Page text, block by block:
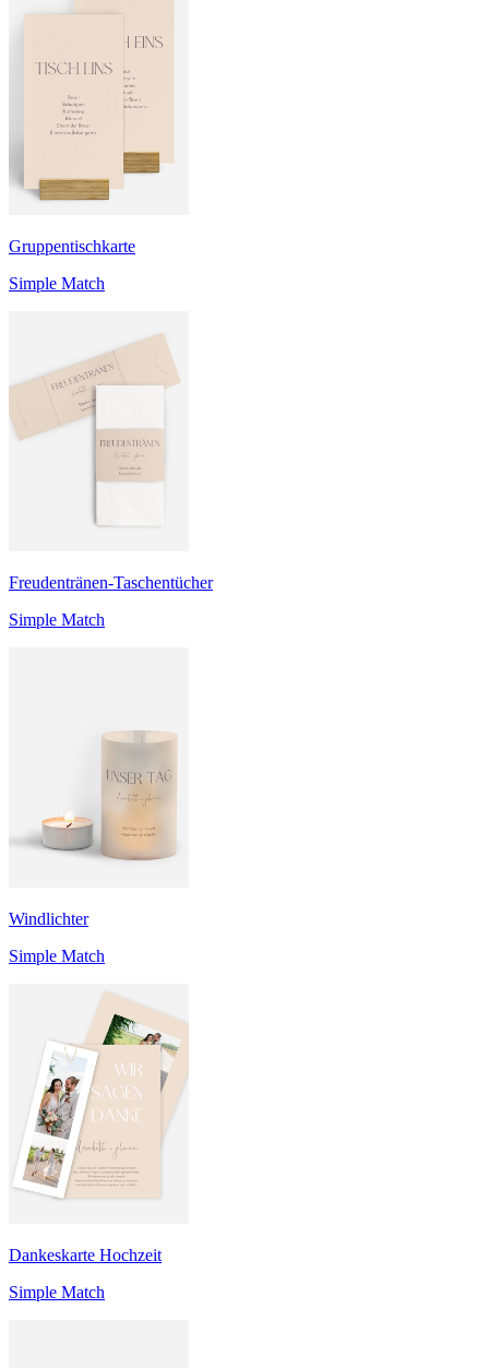
Gruppentischkarte
Simple Match
Freudentränen-Taschentücher
Simple Match
Windlichter
Simple Match
Dankeskarte Hochzeit
Simple Match